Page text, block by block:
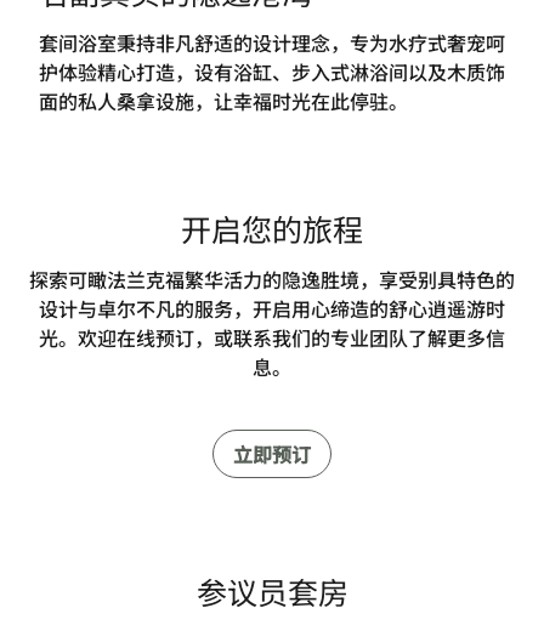
套间浴室秉持非凡舒适的设计理念，专为水疗式奢宠呵
护体验精心打造，设有浴缸、步入式淋浴间以及木质饰
面的私人桑拿设施，让幸福时光在此停驻。
开启您的旅程
探索可瞰法兰克福繁华活力的隐逸胜境，享受别具特色的
设计与卓尔不凡的服务，开启用心缔造的舒心逍遥游时
光。欢迎在线预订，或联系我们的专业团队了解更多信
息。
立即预订
参议员套房